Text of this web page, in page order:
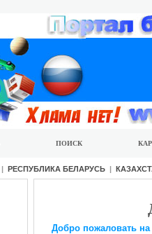
ПОИСК
| РЕСПУБЛИКА БЕЛАРУСЬ |
Добро пожаловать